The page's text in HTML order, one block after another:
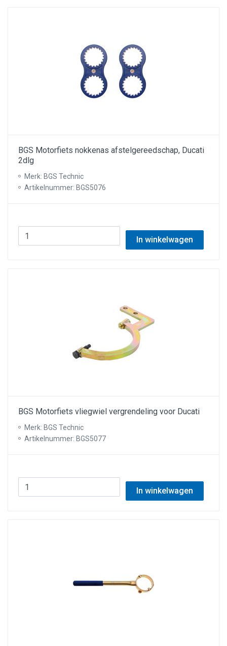
BGS Motorfiets nokkenas afstelgereedschap, Ducati
2dlg
Merk: BGS Technic
Artikelnummer: BGS5076
In winkelwagen
BGS Motorfiets vliegwiel vergrendeling voor Ducati
Merk: BGS Technic
Artikelnummer: BGS5077
In winkelwagen